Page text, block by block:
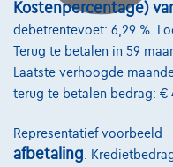
Kostenpercentage)
debetrentevoet: 6,29 %.
Terug te betalen in 59
Laatste verhoogde
terug te betalen bedrag: €
Representatief voorbeeld
afbetaling .
Financiering
Autoverzekering
Lease en persoonlijke
Over Ons